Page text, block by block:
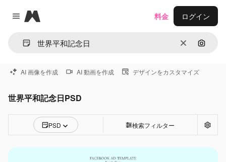
Close menu
Magnific
消去 画像で
料金 ログイン
AI 画像を作成 AI 動画を作成 デザインをカスタマイズ
世界平和記念日PSD
PSD 検索フィルター